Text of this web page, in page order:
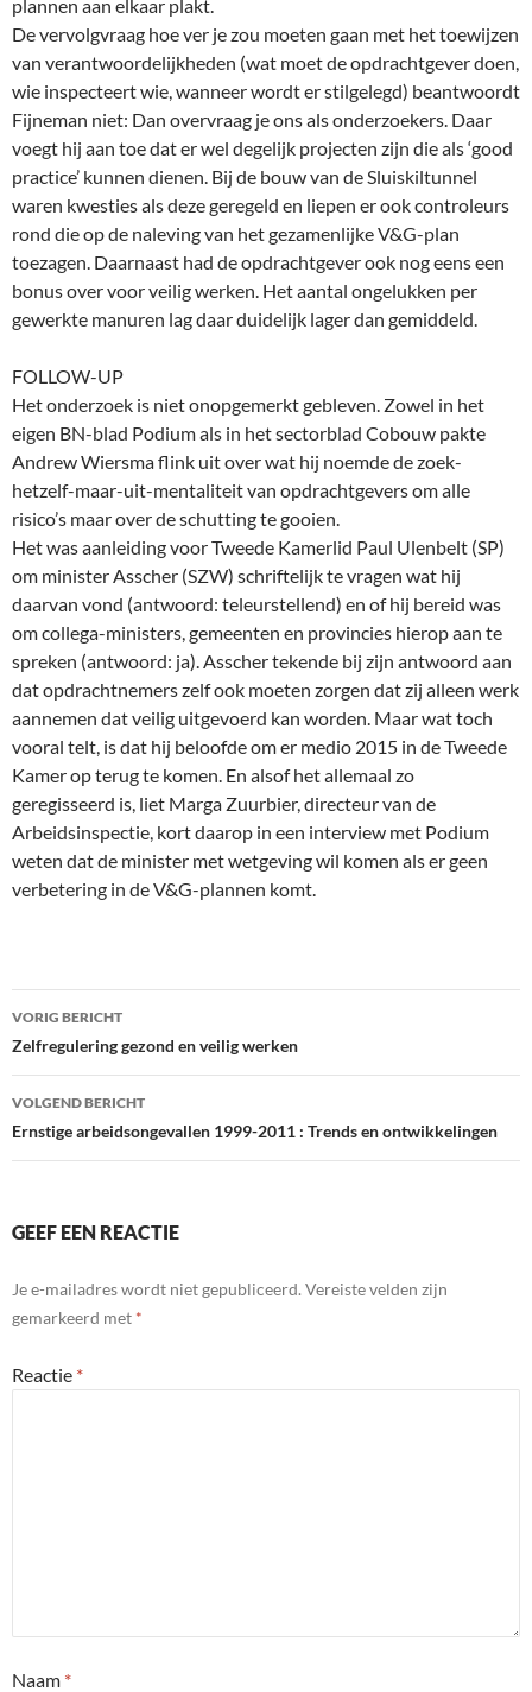
plannen aan elkaar plakt.
De vervolgvraag hoe ver je zou moeten gaan met het toewijzen
van verantwoordelijkheden (wat moet de opdrachtgever doen,
wie inspecteert wie, wanneer wordt er stilgelegd) beantwoordt
Fijneman niet: Dan overvraag je ons als onderzoekers. Daar
voegt hij aan toe dat er wel degelijk projecten zijn die als ‘good
practice’ kunnen dienen. Bij de bouw van de Sluiskiltunnel
waren kwesties als deze geregeld en liepen er ook controleurs
rond die op de naleving van het gezamenlijke V&G-plan
toezagen. Daarnaast had de opdrachtgever ook nog eens een
bonus over voor veilig werken. Het aantal ongelukken per
gewerkte manuren lag daar duidelijk lager dan gemiddeld.
FOLLOW-UP
Het onderzoek is niet onopgemerkt gebleven. Zowel in het
eigen BN-blad Podium als in het sectorblad Cobouw pakte
Andrew Wiersma flink uit over wat hij noemde de zoek-
hetzelf-maar-uit-mentaliteit van opdrachtgevers om alle
risico’s maar over de schutting te gooien.
Het was aanleiding voor Tweede Kamerlid Paul Ulenbelt (SP)
om minister Asscher (SZW) schriftelijk te vragen wat hij
daarvan vond (antwoord: teleurstellend) en of hij bereid was
om collega-ministers, gemeenten en provincies hierop aan te
spreken (antwoord: ja). Asscher tekende bij zijn antwoord aan
dat opdrachtnemers zelf ook moeten zorgen dat zij alleen werk
aannemen dat veilig uitgevoerd kan worden. Maar wat toch
vooral telt, is dat hij beloofde om er medio 2015 in de Tweede
Kamer op terug te komen. En alsof het allemaal zo
geregisseerd is, liet Marga Zuurbier, directeur van de
Arbeidsinspectie, kort daarop in een interview met Podium
weten dat de minister met wetgeving wil komen als er geen
verbetering in de V&G-plannen komt.
Bericht
navigatie
VORIG BERICHT
Zelfregulering gezond en veilig werken
VOLGEND BERICHT
Ernstige arbeidsongevallen 1999-2011 : Trends en ontwikkelingen
GEEF EEN REACTIE
Je e-mailadres wordt niet gepubliceerd. Vereiste velden zijn
gemarkeerd met *
Reactie *
Naam *